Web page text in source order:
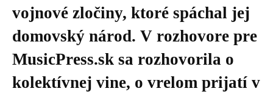
vojnové zločiny, ktoré spáchal jej
domovský národ. V rozhovore pre
MusicPress.sk sa rozhovorila o
kolektívnej vine, o vrelom prijatí v